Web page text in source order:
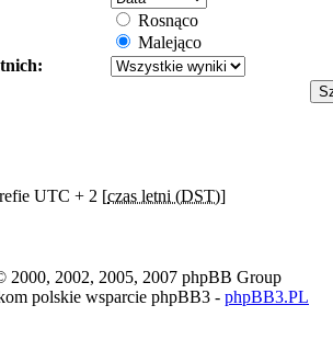
Rosnąco
Malejąco
UTC + 2 [czas letni (DST)]
2000, 2002, 2005, 2007 phpBB Group
polskie wsparcie phpBB3 - phpBB3.PL